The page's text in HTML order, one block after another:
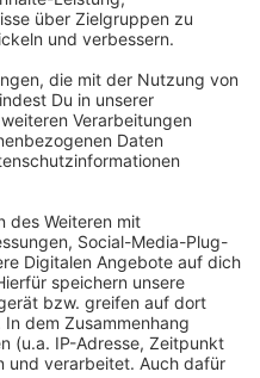
Bocholt-Wesel-
wird die Strecke